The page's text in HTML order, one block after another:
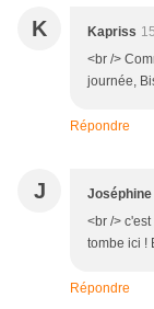
K Kapriss
<br />
journée,
Répondre
J Joséphine
<br />
tombe ici !
Répondre